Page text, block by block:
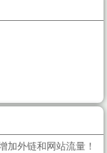
加外链和网站流量！